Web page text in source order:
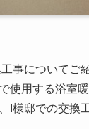
事についてご
使用する浴室
I様邸での交換